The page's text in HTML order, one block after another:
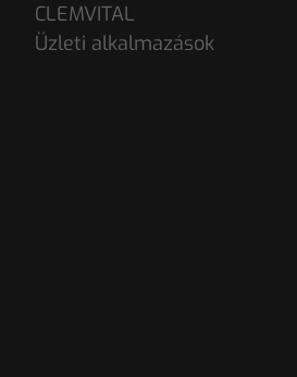
CLEMVITAL
Üzleti alkalmazások